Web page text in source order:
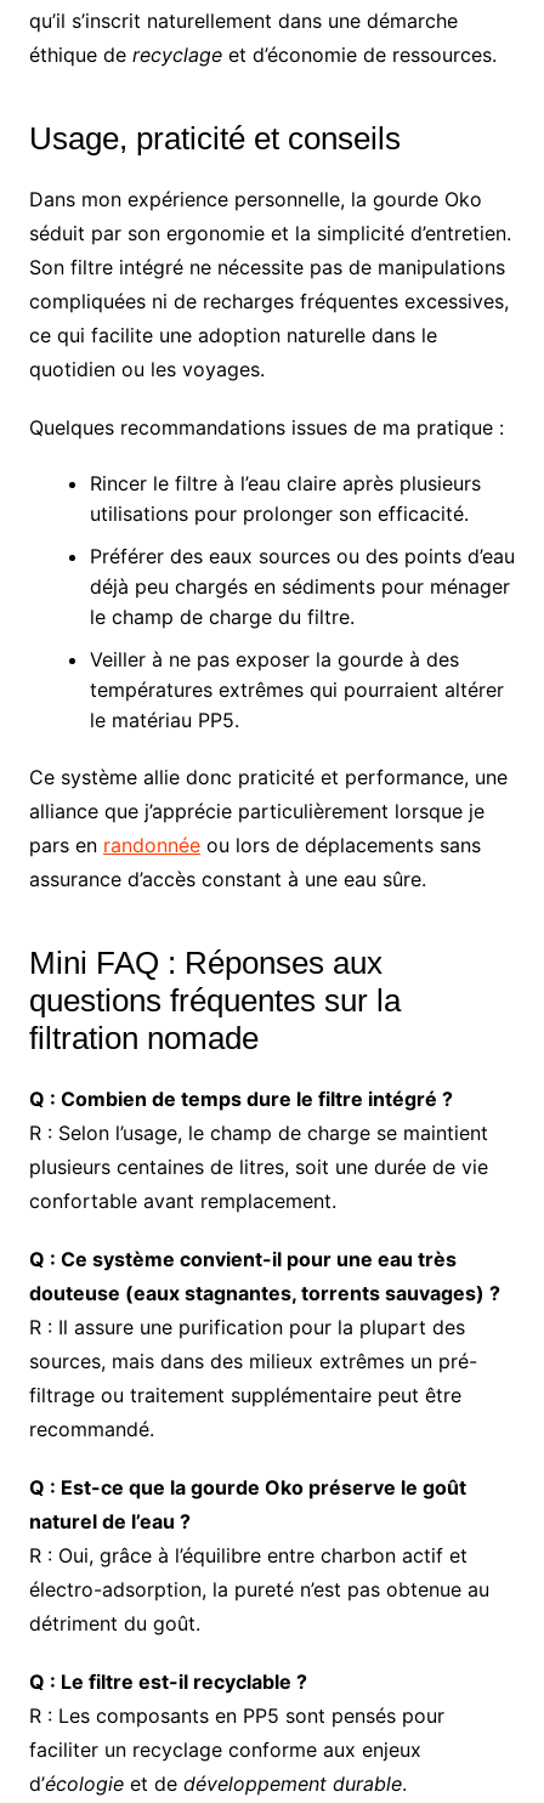
qu’il s’inscrit naturellement dans une démarche
éthique de recyclageet d’économie de ressources.
Usage, praticité et conseils
Dans mon expérience personnelle, la gourde Oko
séduit par son ergonomie et la simplicité d’entretien.
Son filtre intégré ne nécessite pas de manipulations
compliquées ni de recharges fréquentes excessives,
ce qui facilite une adoption naturelle dans le
quotidien ou les voyages.
Quelques recommandations issues de ma pratique :
Rincer le filtre à l’eau claire après plusieurs
utilisations pour prolonger son efficacité.
Préférer des eaux sources ou des points d’eau
déjà peu chargés en sédiments pour ménager
le champ de charge du filtre.
Veiller à ne pas exposer la gourde à des
températures extrêmes qui pourraient altérer
le matériau PP5.
Ce système allie donc praticité et performance, une
alliance que j’apprécie particulièrement lorsque je
pars en randonnéeou lors de déplacements sans
assurance d’accès constant à une eau sûre.
Mini FAQ : Réponses aux
questions fréquentes sur la
filtration nomade
Q : Combien de temps dure le filtre intégré ?
R : Selon l’usage, le champ de charge se maintient
plusieurs centaines de litres, soit une durée de vie
confortable avant remplacement.
Q : Ce système convient-il pour une eau très
douteuse (eaux stagnantes, torrents sauvages) ?
R : Il assure une purification pour la plupart des
sources, mais dans des milieux extrêmes un pré-
filtrage ou traitement supplémentaire peut être
recommandé.
Q : Est-ce que la gourde Oko préserve le goût
naturel de l’eau ?
R : Oui, grâce à l’équilibre entre charbon actif et
électro-adsorption, la pureté n’est pas obtenue au
détriment du goût.
Q : Le filtre est-il recyclable ?
R : Les composants en PP5 sont pensés pour
faciliter un recyclage conforme aux enjeux
d’écologieet de développement durable.